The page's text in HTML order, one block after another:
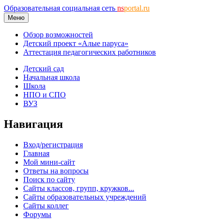
Образовательная социальная сеть nsportal.ru
Меню
Обзор возможностей
Детский проект «Алые паруса»
Аттестация педагогических работников
Детский сад
Начальная школа
Школа
НПО и СПО
ВУЗ
Навигация
Вход/регистрация
Главная
Мой мини-сайт
Ответы на вопросы
Поиск по сайту
Сайты классов, групп, кружков...
Сайты образовательных учреждений
Сайты коллег
Форумы